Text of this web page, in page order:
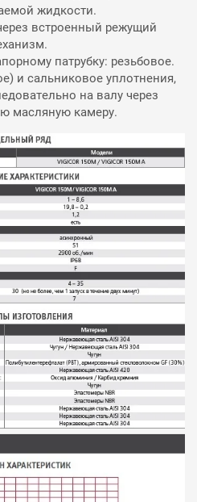
жидкости.
встроенный режущий
патрубку: резьбовое.
и сальниковое уплотнения,
на валу через
масляную камеру.